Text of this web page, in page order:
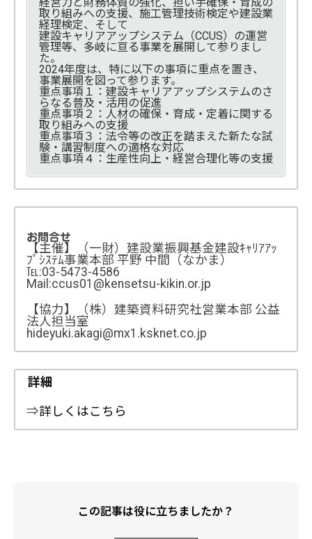
経営力と財務体質の強化、担い手確保・育成の
取り組みへの支援、施工管理技術検定や建設業
経理検定、そして
建設キャリアアップシステム（CCUS）の運営
管理等、多岐に亘る事業を展開して参りまし
た。
2024年度は、特に以下の事項に重点を置き、
事業展開を図って参ります。
重点事項１：建設キャリアアップシステムのさ
らなる普及・活用の促進
重点事項２：人材の確保・育成・定着に関する
取り組みへの支援
重点事項３：法令等の改正を踏まえた新たな試
験・講習制度への適格な対応
重点事項４：生産性向上・経営合理化等の支援
お問合せ
【主催】（一財）建設業振興基金建設ｷｬﾘｱｱｯ
ﾌﾟｼｽﾃﾑ事業本部 平野 中間（なかま）
℡:03-5473-4586
Mail:ccus01@kensetsu-kikin.or.jp
【協力】（株）建築資料研究社営業本部 公益
法人担当室
hideyuki.akagi@mx1.ksknet.co.jp
詳細
⇒詳しくはこちら
この記事は役に立ちましたか？